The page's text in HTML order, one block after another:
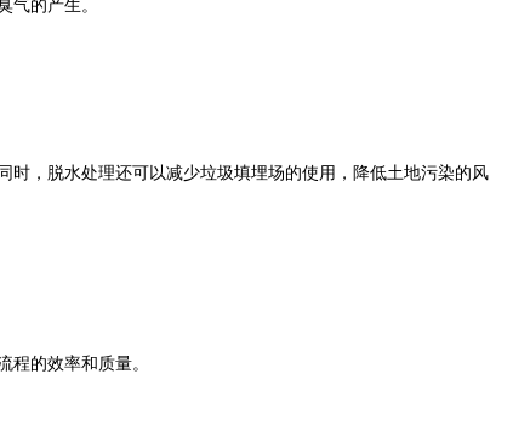
的产生。
，脱水处理还可以减少垃圾填埋场的使用，降低土地污染的风
的效率和质量。